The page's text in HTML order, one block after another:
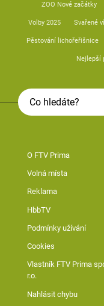
ZOO Nové začátky
Volby 2025 Svařené
Pěstování lichořeřišnice
Nejlepší
O FTV Prima
Volná místa
Reklama
HbbTV
Podmínky užívání
Cookies
Vlastník FTV Prima
r.o.
Nahlásit chybu